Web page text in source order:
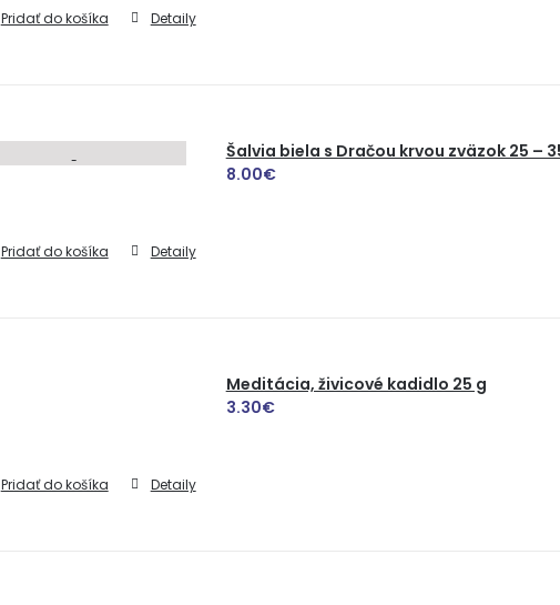
Pridať do košíka Detaily
Šalvia biela s Dračou krvou zväzok 25 –
8.00€
Pridať do košíka Detaily
Meditácia, živicové kadidlo 25 g
3.30€
Pridať do košíka Detaily